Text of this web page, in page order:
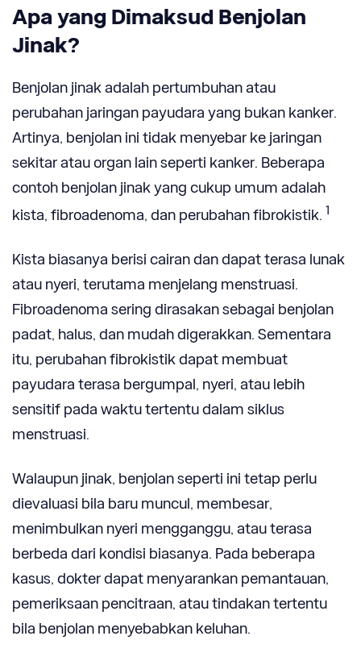
Apa yang Dimaksud Benjolan
Jinak?
Benjolan jinak adalah pertumbuhan atau
perubahan jaringan payudara yang bukan kanker.
Artinya, benjolan ini tidak menyebar ke jaringan
sekitar atau organ lain seperti kanker. Beberapa
contoh benjolan jinak yang cukup umum adalah
kista, fibroadenoma, dan perubahan fibrokistik. 1
Kista biasanya berisi cairan dan dapat terasa lunak
atau nyeri, terutama menjelang menstruasi.
Fibroadenoma sering dirasakan sebagai benjolan
padat, halus, dan mudah digerakkan. Sementara
itu, perubahan fibrokistik dapat membuat
payudara terasa bergumpal, nyeri, atau lebih
sensitif pada waktu tertentu dalam siklus
menstruasi.
Walaupun jinak, benjolan seperti ini tetap perlu
dievaluasi bila baru muncul, membesar,
menimbulkan nyeri mengganggu, atau terasa
berbeda dari kondisi biasanya. Pada beberapa
kasus, dokter dapat menyarankan pemantauan,
pemeriksaan pencitraan, atau tindakan tertentu
bila benjolan menyebabkan keluhan.